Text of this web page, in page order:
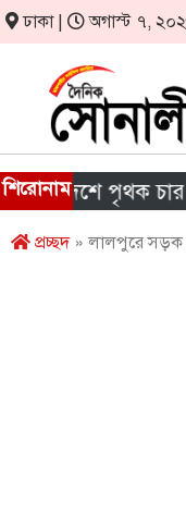
ঢাকা | অগাস্ট ৭,
শিরোনাম
দেশে পৃথক চার
প্রচ্ছদ» লালপুরে সড়ক